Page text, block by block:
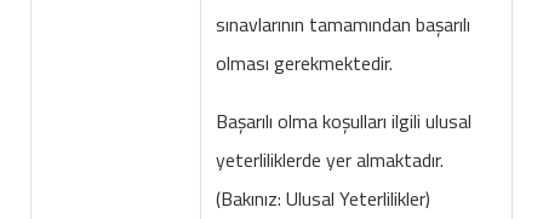
sınavlarının tamamından başarılı
olması gerekmektedir.
Başarılı olma koşulları ilgili ulusal
yeterliliklerde yer almaktadır.
(Bakınız: Ulusal Yeterlilikler)